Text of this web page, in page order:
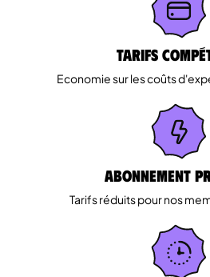
Tarifs
Economie sur les coûts
Abonnement
Tarifs réduits pour nos